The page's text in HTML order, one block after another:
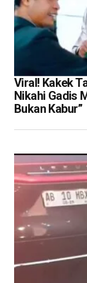
Viral! Kakek
Nikahi Gadis
Bukan Kabur”